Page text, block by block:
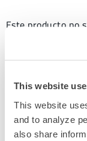
This website
This website
and to analyze
also share
Este producto no
cambiar su
cambiar su
Este producto
cambiar su